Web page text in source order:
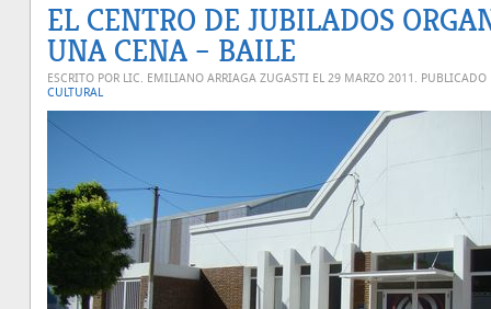
EL CENTRO DE JUBILADOS
UNA CENA – BAILE
ESCRITO POR LIC. EMILIANO ARRIAGA ZUGASTI EL 29 MARZO 2011 . PUBLICADO
CULTURAL